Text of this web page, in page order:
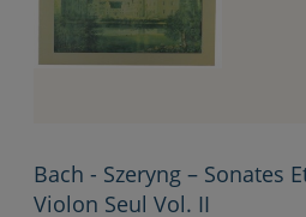
Bach - Szeryng – Sonates
Violon Seul Vol. II